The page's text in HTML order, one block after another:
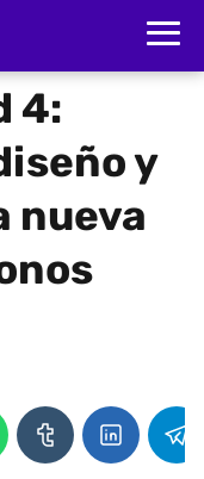
4:
y
nueva